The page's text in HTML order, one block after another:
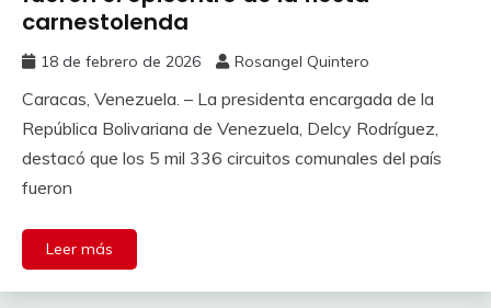
carnestolenda
18 de febrero de 2026 Rosangel Quintero
Caracas, Venezuela. – La presidenta encargada de la
República Bolivariana de Venezuela, Delcy Rodríguez,
destacó que los 5 mil 336 circuitos comunales del país
fueron
Leer más